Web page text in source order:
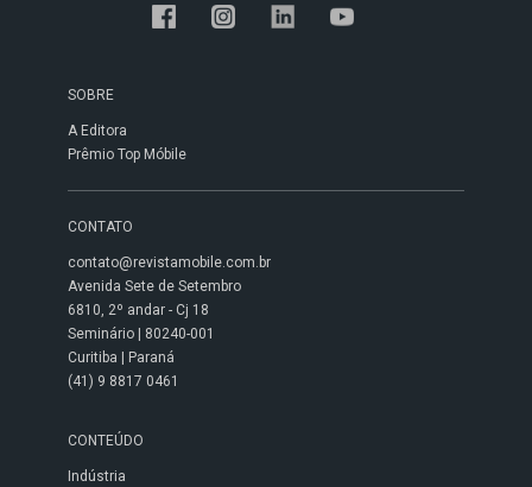
SOBRE
A Editora
Prêmio Top Móbile
CONTATO
contato@revistamobile.com.br
Avenida Sete de Setembro
6810, 2º andar - Cj 18
Seminário | 80240-001
Curitiba | Paraná
(41) 9 8817 0461
CONTEÚDO
Indústria